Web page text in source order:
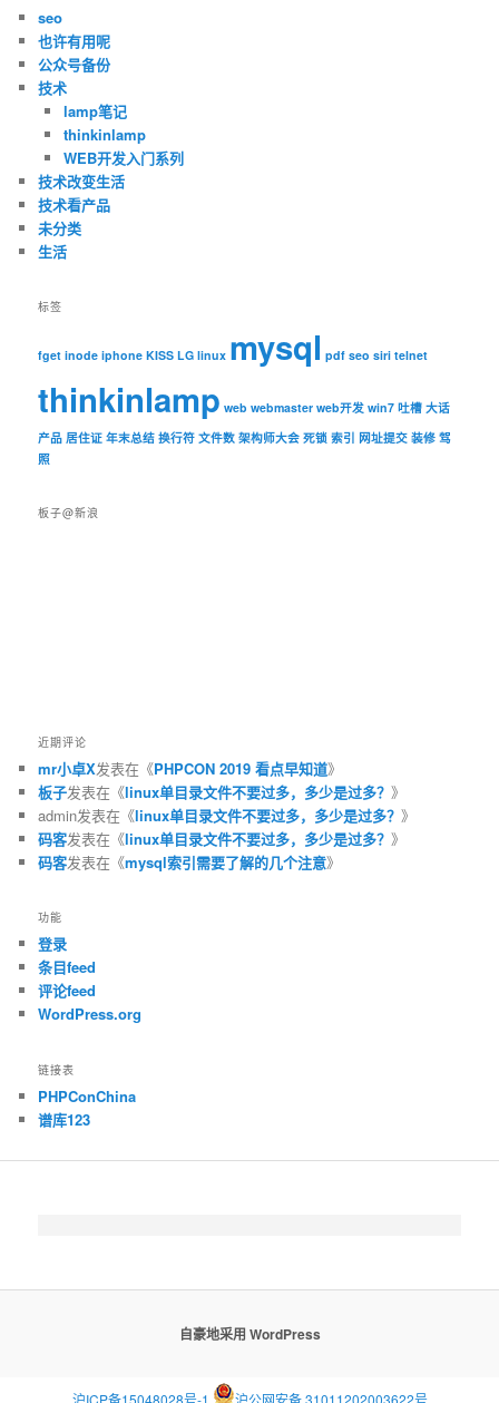
seo
也许有用呢
公众号备份
技术
lamp笔记
thinkinlamp
WEB开发入门系列
技术改变生活
技术看产品
未分类
生活
标签
fget inode iphone KISS LG linux mysql pdf seo siri telnet
thinkinlamp web webmaster web开发 win7 吐槽 大话
产品 居住证 年末总结 换行符 文件数 架构师大会 死锁 索引 网址提交 装修 驾
照
板子@新浪
近期评论
mr小卓X发表在《PHPCON 2019 看点早知道》
板子发表在《linux单目录文件不要过多，多少是过多？》
admin发表在《linux单目录文件不要过多，多少是过多？》
码客发表在《linux单目录文件不要过多，多少是过多？》
码客发表在《mysql索引需要了解的几个注意》
功能
登录
条目feed
评论feed
WordPress.org
链接表
PHPConChina
谱库123
自豪地采用 WordPress